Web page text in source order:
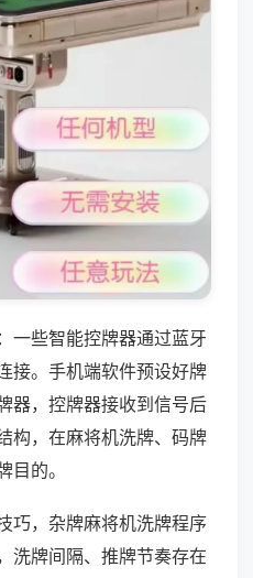
一些智能控牌器通过蓝牙
接。手机端软件预设好牌
器，控牌器接收到信号后
构，在麻将机洗牌、码牌
的。
巧，杂牌麻将机洗牌程序
洗牌间隔、推牌节奏存在